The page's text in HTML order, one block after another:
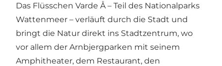
Das Flüsschen Varde Å – Teil des Nationalparks
Wattenmeer – verläuft durch die Stadt und
bringt die Natur direkt ins Stadtzentrum, wo
vor allem der Arnbjergparken mit seinem
Amphitheater, dem Restaurant, den